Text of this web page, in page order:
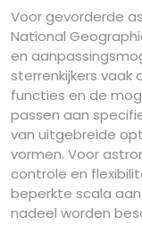
Voor gevorderde
National
en
sterrenkijkers vaak
functies en de
passen aan
van uitgebreide
vormen. Voor
controle en
beperkte scala
nadeel worden